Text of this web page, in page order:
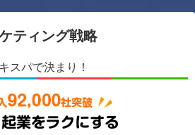
ティング戦略
スパで決まり！